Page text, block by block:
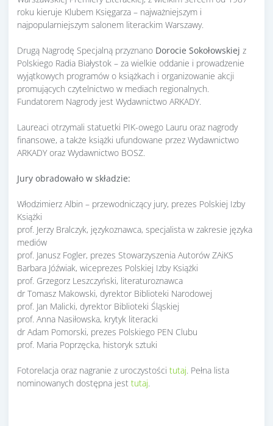
roku kieruje Klubem Księgarza – najważniejszym i
najpopularniejszym salonem literackim Warszawy.
Drugą Nagrodę Specjalną przyznano Dorocie Sokołowskiej z
Polskiego Radia Białystok – za wielkie oddanie i prowadzenie
wyjątkowych programów o książkach i organizowanie akcji
promujących czytelnictwo w mediach regionalnych.
Fundatorem Nagrody jest Wydawnictwo ARKADY.
Laureaci otrzymali statuetki PIK-owego Lauru oraz nagrody
finansowe, a także książki ufundowane przez Wydawnictwo
ARKADY oraz Wydawnictwo BOSZ.
Jury obradowało w składzie:
Włodzimierz Albin – przewodniczący jury, prezes Polskiej Izby
Książki
prof. Jerzy Bralczyk, językoznawca, specjalista w zakresie języka
mediów
prof. Janusz Fogler, prezes Stowarzyszenia Autorów ZAiKS
Barbara Jóźwiak, wiceprezes Polskiej Izby Książki
prof. Grzegorz Leszczyński, literaturoznawca
dr Tomasz Makowski, dyrektor Biblioteki Narodowej
prof. Jan Malicki, dyrektor Biblioteki Śląskiej
prof. Anna Nasiłowska, krytyk literacki
dr Adam Pomorski, prezes Polskiego PEN Clubu
prof. Maria Poprzęcka, historyk sztuki
Fotorelacja oraz nagranie z uroczystości tutaj. Pełna lista
nominowanych dostępna jest tutaj.